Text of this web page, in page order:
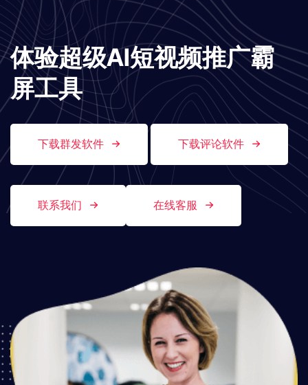
体验超级AI短视频推广霸
屏工具
下载群发软件 下载评论软件
联系我们 在线客服